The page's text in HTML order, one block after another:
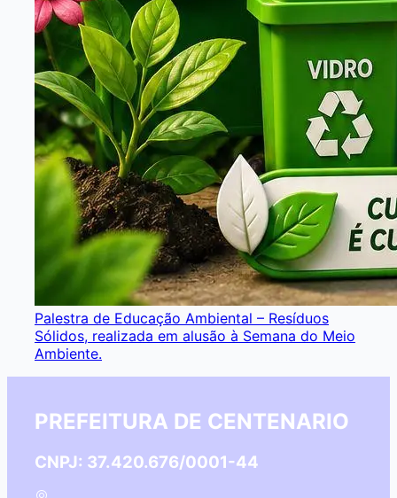
Palestra de Educação Ambiental – Resíduos
Sólidos, realizada em alusão à Semana do Meio
Ambiente.
PREFEITURA DE CENTENARIO
CNPJ: 37.420.676/0001-44